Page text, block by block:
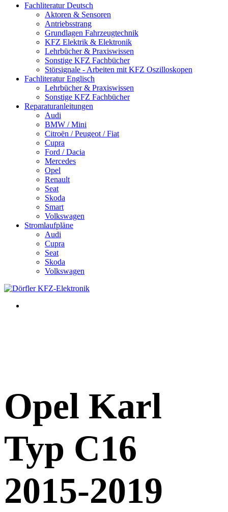
Fachliteratur Deutsch
Aktoren & Sensoren
Antriebsstrang
Grundlagen Fahrzeugtechnik
KFZ Elektrik & Elektronik
Lehrbücher & Praxiswissen
Sonstige KFZ Fachbücher
Störsignale - Arbeiten mit KFZ Oszilloskopen
Fachliteratur Englisch
Lehrbücher & Praxiswissen
Sonstige KFZ Fachbücher
Reparaturanleitungen
Audi
BMW / Mini
Citroën / Peugeot / Fiat
Cupra
Ford / Dacia
Mercedes
Opel
Renault
Seat
Skoda
Smart
Volkswagen
Stromlaufpläne
Audi
Cupra
Seat
Skoda
Volkswagen
Opel Karl
Typ C16
2015-2019